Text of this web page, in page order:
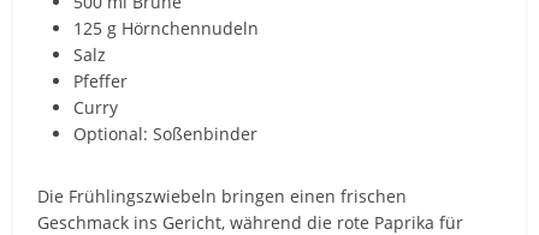
125 g Hörnchennudeln
Salz
Pfeffer
Curry
Optional: Soßenbinder
Die Frühlingszwiebeln bringen einen frischen
Geschmack ins Gericht, während die rote Paprika für